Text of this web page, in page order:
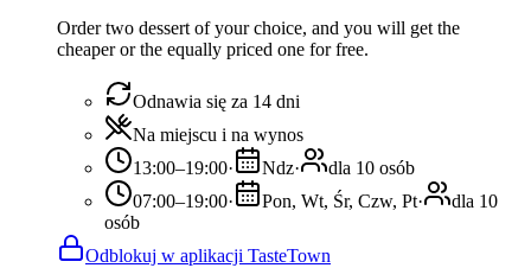
Order two dessert of your choice, and you will get the
cheaper or the equally priced one for free.
Odnawia się za 14 dni
Na miejscu i na wynos
13:00–19:00· Ndz·
dla 10 osób
07:00–19:00· Pon, Wt, Śr, Czw, Pt·
dla 10
osób
Odblokuj w aplikacji TasteTown